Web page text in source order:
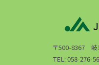
〒500-8367 岐
TEL: 058-276-